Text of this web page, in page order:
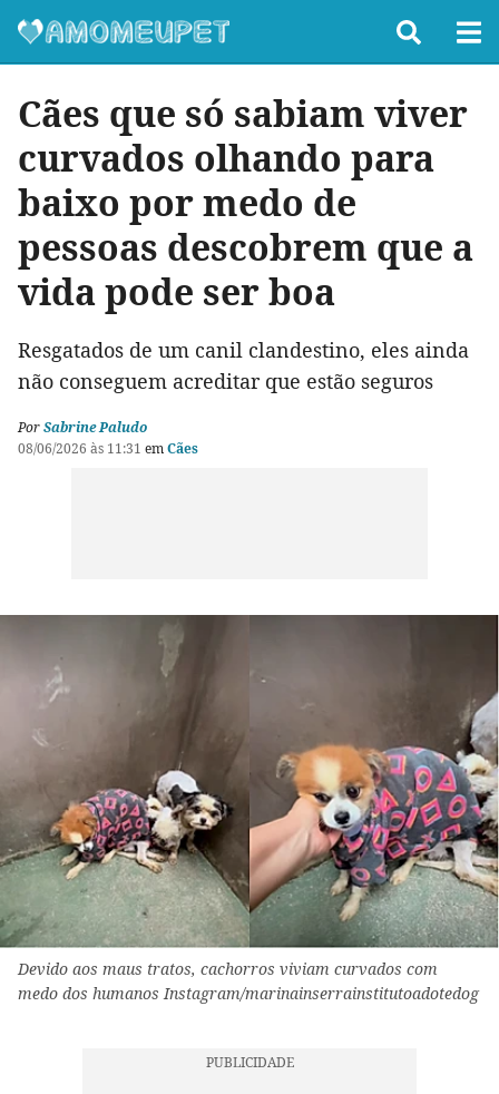
Cães que só sabiam viver
curvados olhando para
baixo por medo de
pessoas descobrem que a
vida pode ser boa
Resgatados de um canil clandestino, eles ainda
não conseguem acreditar que estão seguros
PorSabrine Paludo
08/06/2026 às 11:31 emCães
Devido aos maus tratos, cachorros viviam curvados com
medo dos humanos Instagram/marinainserrainstitutoadotedog